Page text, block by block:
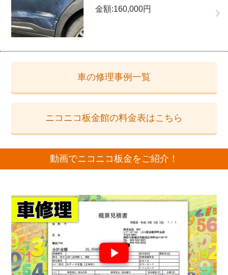
金額:160,000円
車の修理事例一覧
ニコニコ板金館の料金表はこちら
動画でニコニコ板金をご紹介！